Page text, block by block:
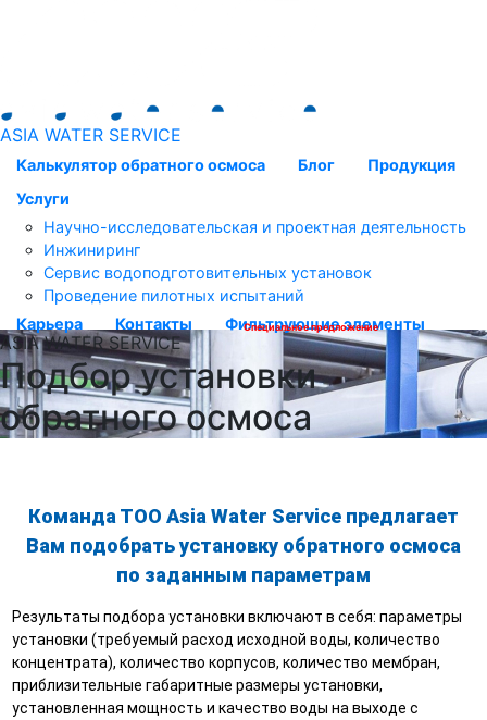
ASIA WATER SERVICE
Калькулятор обратного осмоса Блог
Продукция
Услуги
Научно-исследовательская и проектная деятельность
Инжиниринг
Сервис водоподготовительных установок
Проведение пилотных испытаний
Карьера
Контакты Фильтрующие элементы
Специальное предложение
ASIA WATER SERVICE
Подбор установки
обратного осмоса
Команда ТОО Asia Water Service предлагает
Вам подобрать установку обратного осмоса
по заданным параметрам
Результаты подбора установки включают в себя: параметры
установки (требуемый расход исходной воды, количество
концентрата), количество корпусов, количество мембран,
приблизительные габаритные размеры установки,
установленная мощность и качество воды на выходе с